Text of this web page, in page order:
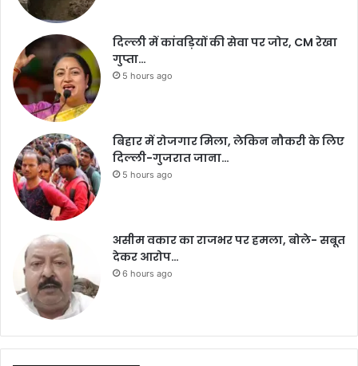
दिल्ली में कांवड़ियों की सेवा पर जोर, CM रेखा
गुप्ता…
5 hours ago
बिहार में रोजगार मिला, लेकिन नौकरी के लिए
दिल्ली-गुजरात जाना…
5 hours ago
असीम वकार का राजभर पर हमला, बोले- सबूत
देकर आरोप…
6 hours ago